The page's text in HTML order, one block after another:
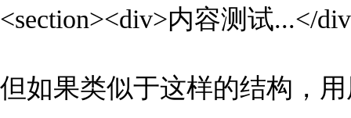
<section><div>内容测试...</
但如果类似于这样的结构，